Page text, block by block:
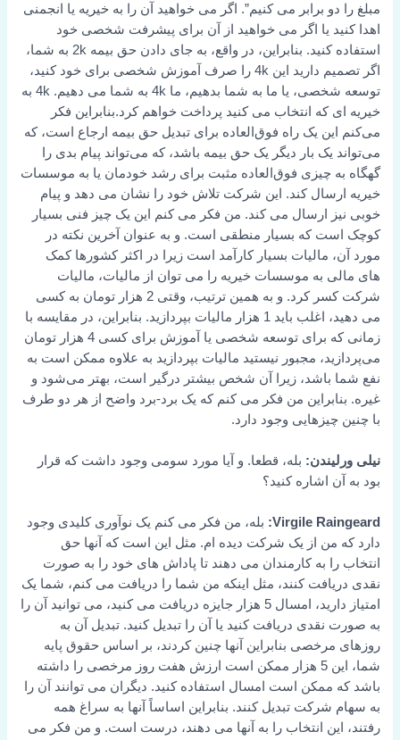
مبلغ را دو برابر می کنیم”. اگر می خواهید آن را به خیریه یا انجمنی
اهدا کنید یا اگر می خواهید از آن برای پیشرفت شخصی خود
استفاده کنید. بنابراین، در واقع، به جای دادن حق بیمه 2k به شما،
اگر تصمیم دارید این 4k را صرف آموزش شخصی برای خود کنید،
توسعه شخصی، یا ما به شما بدهیم، ما 4k به شما می دهیم. 4k به
خیریه ای که انتخاب می کنید پرداخت خواهم کرد.بنابراین فکر
می‌کنم این یک راه فوق‌العاده برای تبدیل حق بیمه ارجاع است، که
می‌تواند یک بار دیگر یک حق بیمه باشد، که می‌تواند پیام بدی را
گهگاه به چیزی فوق‌العاده مثبت برای رشد خودمان یا به موسسات
خیریه ارسال کند. این شرکت تلاش خود را نشان می دهد و پیام
خوبی نیز ارسال می کند. من فکر می کنم این یک چیز فنی بسیار
کوچک است که بسیار منطقی است. و به عنوان آخرین نکته در
مورد آن، مالیات بسیار کارآمد است زیرا در اکثر کشورها کمک
های مالی به موسسات خیریه را می توان از مالیات، مالیات
شرکت کسر کرد. و به همین ترتیب، وقتی 2 هزار تومان به کسی
می دهید، اغلب باید 1 هزار مالیات بپردازید. بنابراین، در مقایسه با
زمانی که برای توسعه شخصی یا آموزش برای کسی 4 هزار تومان
می‌پردازید، مجبور نیستید مالیات بپردازید به علاوه ممکن است به
نفع شما باشد، زیرا آن شخص بیشتر درگیر است، بهتر می‌شود و
غیره. بنابراین من فکر می کنم که یک برد-برد واضح از هر دو طرف
با چنین چیزهایی وجود دارد.
نیلی ورلیندن: بله، قطعا. و آیا مورد سومی وجود داشت که قرار
بود به آن اشاره کنید؟
Virgile Raingeard:
بله، من فکر می کنم یک نوآوری کلیدی وجود
دارد که من از یک شرکت دیده ام. مثل این است که آنها حق
انتخاب را به کارمندان می دهند تا پاداش های خود را به صورت
نقدی دریافت کنند، مثل اینکه من شما را دریافت می کنم، شما یک
امتیاز دارید، امسال 5 هزار جایزه دریافت می کنید، می توانید آن را
به صورت نقدی دریافت کنید یا آن را تبدیل کنید. تبدیل آن به
روزهای مرخصی بنابراین آنها چنین کردند، بر اساس حقوق پایه
شما، این 5 هزار ممکن است ارزش هفت روز مرخصی را داشته
باشد که ممکن است امسال استفاده کنید. دیگران می توانند آن را
به سهام شرکت تبدیل کنند. بنابراین اساساً آنها به سراغ همه
رفتند، این انتخاب را به آنها می دهند، درست است. و من فکر می